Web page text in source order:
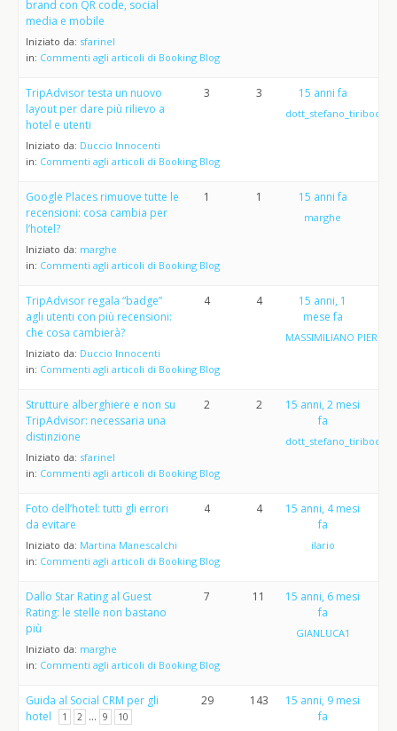
brand con QR code, social
media e mobile
Iniziato da: sfarinel
in: Commenti agli articoli di Booking Blog
TripAdvisor testa un nuovo
layout per dare più rilievo a
hotel e utenti
Iniziato da: Duccio Innocenti
in: Commenti agli articoli di Booking Blog
3 3 15 anni fa
dott_stefano_tiribocchi
Google Places rimuove tutte le
recensioni: cosa cambia per
l’hotel?
Iniziato da: marghe
in: Commenti agli articoli di Booking Blog
1 1 15 anni fa
marghe
TripAdvisor regala “badge”
agli utenti con più recensioni:
che cosa cambierà?
Iniziato da: Duccio Innocenti
in: Commenti agli articoli di Booking Blog
4 4
15 anni, 1
mese fa
MASSIMILIANO
Strutture alberghiere e non su
TripAdvisor: necessaria una
distinzione
Iniziato da: sfarinel
in: Commenti agli articoli di Booking Blog
2 2
15 anni, 2 mesi
fa
dott_stefano_tiribocchi
Foto dell’hotel: tutti gli errori
da evitare
Iniziato da: Martina Manescalchi
in: Commenti agli articoli di Booking Blog
4 4
15 anni, 4 mesi
fa
ilario
Dallo Star Rating al Guest
Rating: le stelle non bastano
più
Iniziato da: marghe
in: Commenti agli articoli di Booking Blog
7 11
15 anni, 6 mesi
fa
GIANLUCA1
Guida al Social CRM per gli
hotel
1 2 … 9 10
29 143
15 anni, 9 mesi
fa